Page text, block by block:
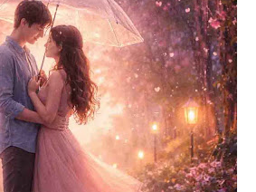
കഥകളുടെ സമാഹാരമാണ്.
മുന്നോട്ടു നടക്കാന്‍
ഇനിയും ജീവിക്കാന്‍
ആ ഒരു ഘടകത്തെ പിന്‍പറ്റിയാണ്
മുന്നോട്ടു നടന്നു